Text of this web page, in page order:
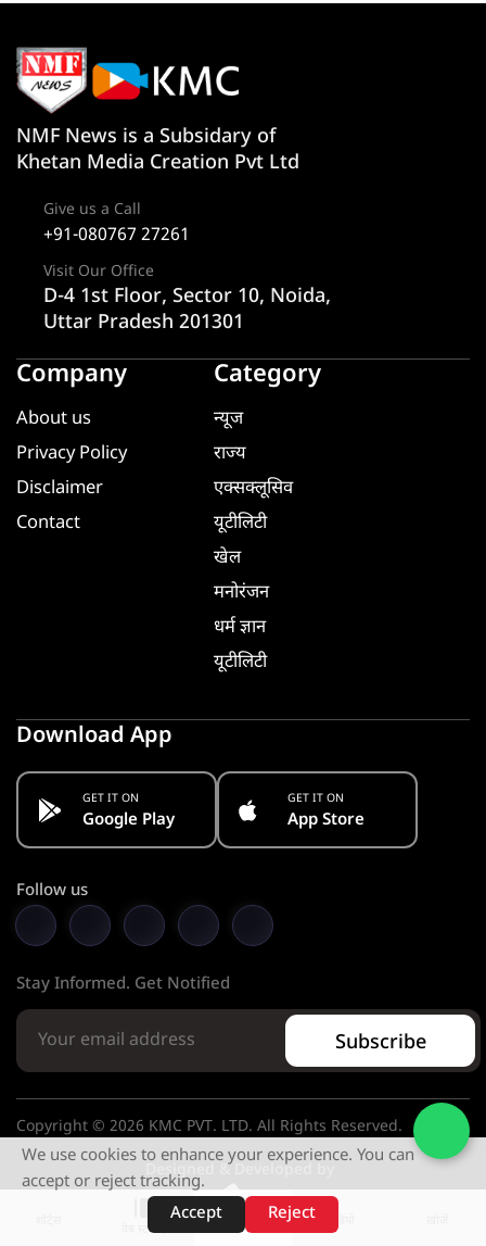
वेब स्टोरीज़
NMF News is a Subsidary of
Khetan Media Creation Pvt Ltd
Give us a Call
+91-080767 27261
Visit Our Office
D-4 1st Floor, Sector 10, Noida,
Uttar Pradesh 201301
Company
About us
Privacy Policy
Disclaimer
Contact
Category
न्यूज
राज्य
एक्सक्लूसिव
यूटीलिटी
खेल
मनोरंजन
धर्म ज्ञान
यूटीलिटी
Download App
GET IT ON
Google Play
GET IT ON
App Store
Follow us
Stay Informed. Get Notified
Subscribe
Copyright © 2026 KMC PVT. LTD. All Rights Reserved.
Designed & Developed by
We use cookies to enhance your experience. You can
accept or reject tracking.
Accept
Reject